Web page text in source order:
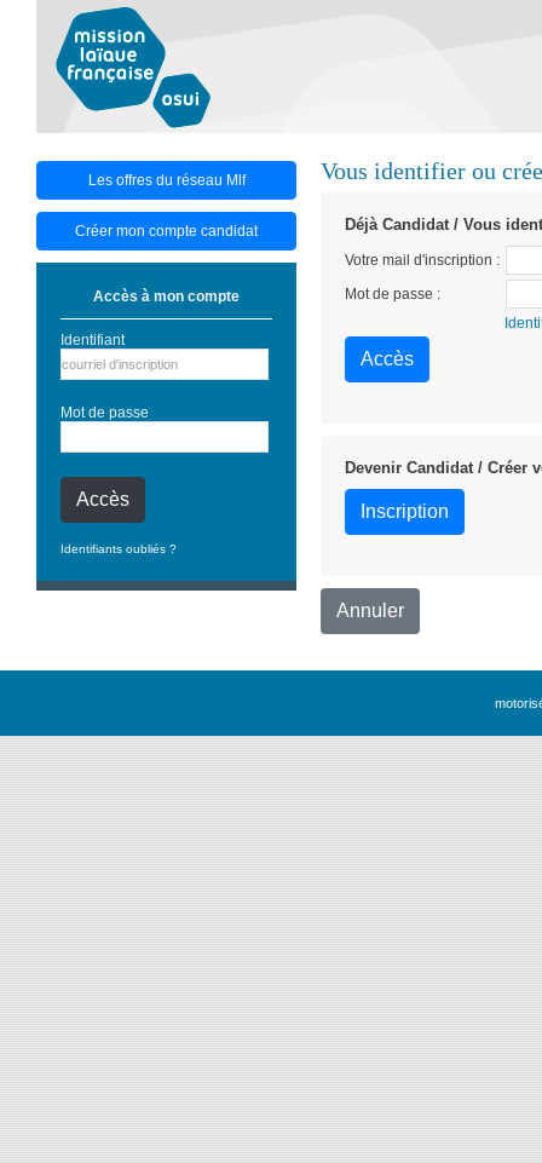
Les offres du réseau Mlf
Créer mon compte candidat
Accès à mon compte
Identifiant
Mot de passe
Identifiants oubliés ?
Vous identifier ou
Déjà Candidat / Vous
Votre mail d'inscription :
Mot de passe :
Devenir Candidat / Créer
Inscription
Annuler